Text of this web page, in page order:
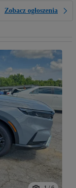
Zobacz ogłoszenia